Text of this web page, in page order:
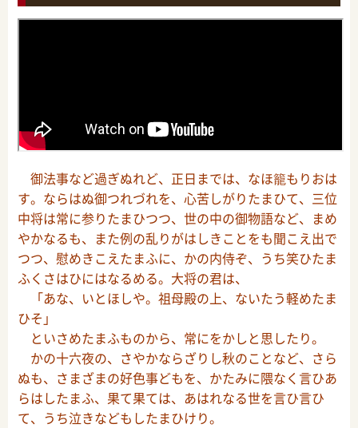
御法事など過ぎぬれど、正日までは、なほ籠もりおは
す。ならはぬ御つれづれを、心苦しがりたまひて、三位
中将は常に参りたまひつつ、世の中の御物語など、まめ
やかなるも、また例の乱りがはしきことをも聞こえ出で
つつ、慰めきこえたまふに、かの内侍ぞ、うち笑ひたま
ふくさはひにはなるめる。大将の君は、
「あな、いとほしや。祖母殿の上、ないたう軽めたま
ひそ」
といさめたまふものから、常にをかしと思したり。
かの十六夜の、さやかならざりし秋のことなど、さら
ぬも、さまざまの好色事どもを、かたみに隈なく言ひあ
らはしたまふ、果て果ては、あはれなる世を言ひ言ひ
て、うち泣きなどもしたまひけり。